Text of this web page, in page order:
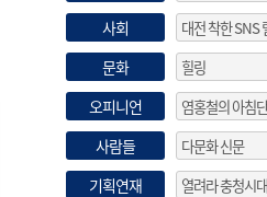
사회
문화
오피니언
사람들
기획연재